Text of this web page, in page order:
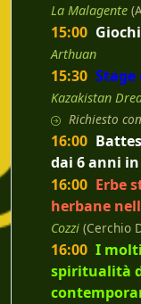
La Malagente
15:00
Arthuan
15:30 Stage
Kazakistan
Richiesto
16:00
dai 6 anni
16:00 Erbe
herbane
Cozzi (Cerchio
16:00 I
spiritualità